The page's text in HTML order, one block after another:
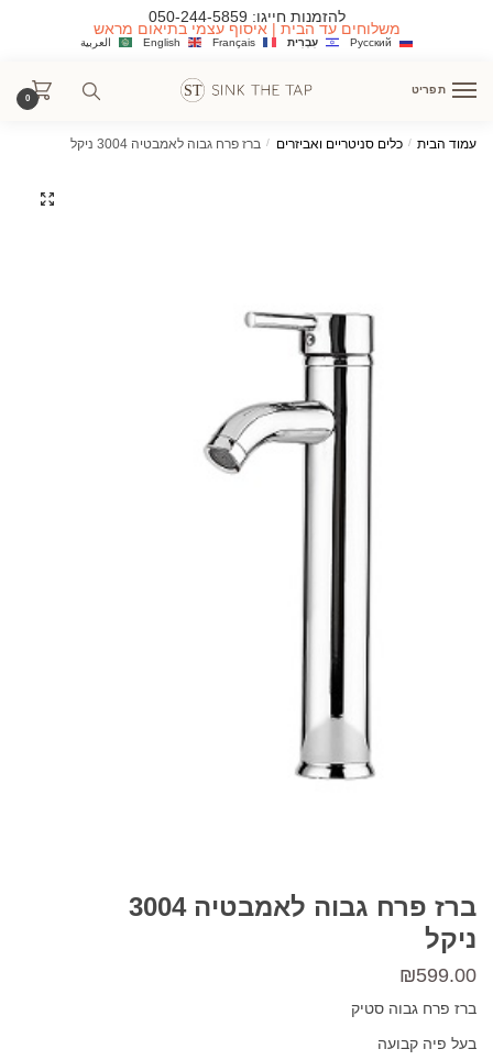
להזמנות חייגו: 050-244-5859
משלוחים עד הבית | איסוף עצמי בתיאום מראש
العربية English Français עִבְרִית Русский
תפריט
0
עמוד הבית / כלים סניטריים ואביזרים / ברז פרח גבוה לאמבטיה 3004 ניקל
ברז פרח גבוה לאמבטיה 3004
ניקל
₪599.00
ברז פרח גבוה סטיק
בעל פיה קבועה